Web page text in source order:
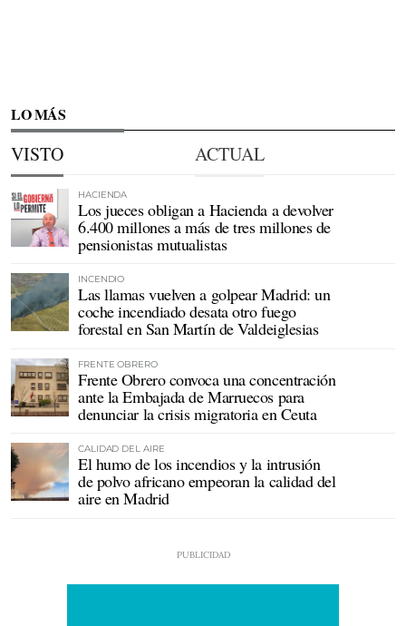
LO MÁS
VISTO ACTUAL
HACIENDA
Los jueces obligan a Hacienda a devolver
6.400 millones a más de tres millones de
pensionistas mutualistas
INCENDIO
Las llamas vuelven a golpear Madrid: un
coche incendiado desata otro fuego
forestal en San Martín de Valdeiglesias
FRENTE OBRERO
Frente Obrero convoca una concentración
ante la Embajada de Marruecos para
denunciar la crisis migratoria en Ceuta
CALIDAD DEL AIRE
El humo de los incendios y la intrusión
de polvo africano empeoran la calidad del
aire en Madrid